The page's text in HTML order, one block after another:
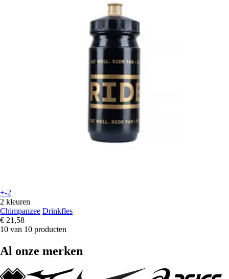
+-2
2 kleuren
Chimpanzee Drinkfles
€ 21,58
10 van 10 producten
Al onze merken